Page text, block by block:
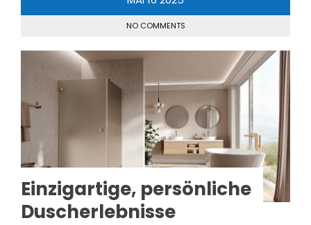
NO COMMENTS
Einzigartige, persönliche
Duscherlebnisse